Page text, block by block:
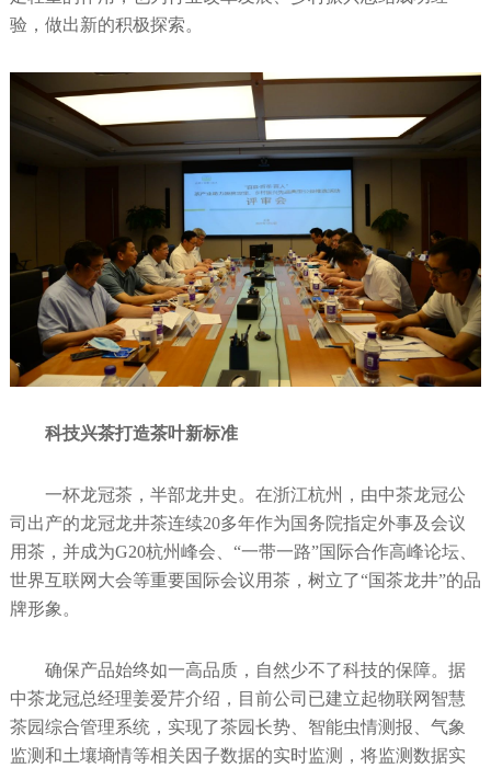
验，做出新的积极探索。
科技兴茶打造茶叶新标准
一杯龙冠茶，半部龙井史。在浙江杭州，由中茶龙冠公
司出产的龙冠龙井茶连续20多年作为国务院指定外事及会议
用茶，并成为G20杭州峰会、“一带一路”国际合作高峰论坛、
世界互联网大会等重要国际会议用茶，树立了“国茶龙井”的品
牌形象。
确保产品始终如一高品质，自然少不了科技的保障。据
中茶龙冠总经理姜爱芹介绍，目前公司已建立起物联网智慧
茶园综合管理系统，实现了茶园长势、智能虫情测报、气象
监测和土壤墒情等相关因子数据的实时监测，将监测数据实